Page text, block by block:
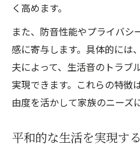
く高めます。
また、防音性能やプライバ
感に寄与します。具体的には
夫によって、生活音のトラブ
実現できます。これらの特徴
由度を活かして家族のニーズ
平和的な生活を実現す